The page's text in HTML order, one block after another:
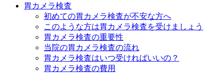
胃カメラ検査
初めての胃カメラ検査が不安な方へ
このような方は胃カメラ検査を受けましょう
胃カメラ検査の重要性
当院の胃カメラ検査の流れ
胃カメラ検査はいつ受ければいいの？
胃カメラ検査の費用